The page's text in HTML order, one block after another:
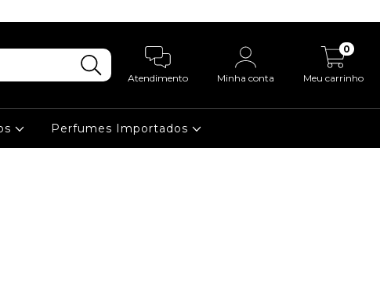
Atendimento Minha conta Meu carrinho
0
Perfumes Importados